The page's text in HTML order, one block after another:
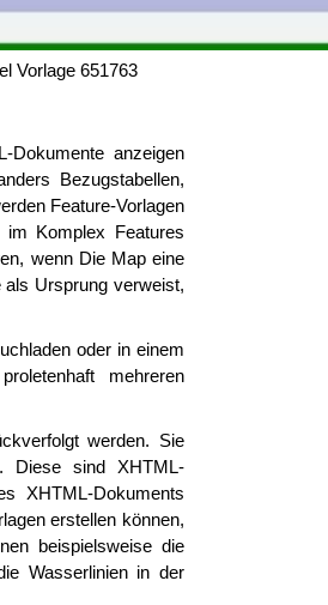
Vorlage 651763
Dokumente anzeigen
Bezugstabellen,
Feature-Vorlagen
Komplex Features
wenn Die Map eine
als Ursprung verweist,
oder in einem
mehreren
werden. Sie
Diese sind XHTML-
XHTML-Dokuments
erstellen können,
beispielsweise die
Wasserlinien in der